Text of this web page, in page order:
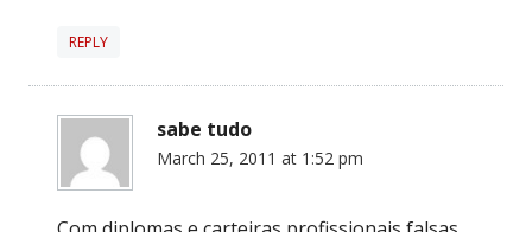
REPLY
sabe tudo
March 25, 2011 at 1:52 pm